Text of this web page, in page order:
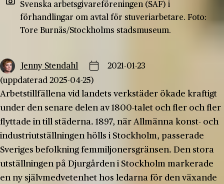
Svenska arbetsgivareföreningen (SAF) i
förhandlingar om avtal för stuveriarbetare. Foto:
Tore Burnäs/Stockholms stadsmuseum.
Jenny Stendahl
2021-01-23
(uppdaterad 2025-04-25)
Arbetstillfällena vid landets verkstäder ökade kraftigt
under den senare delen av 1800-talet och fler och fler
flyttade in till städerna. 1897, när Allmänna konst- och
industriutställningen hölls i Stockholm, passerade
Sveriges befolkning femmiljonersgränsen. Den stora
utställningen på Djurgården i Stockholm markerade
en ny självmedvetenhet hos ledarna för den växande